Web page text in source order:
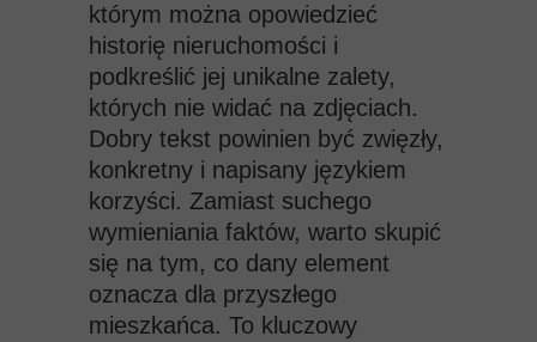
którym można opowiedzieć
historię nieruchomości i
podkreślić jej unikalne zalety,
których nie widać na zdjęciach.
Dobry tekst powinien być zwięzły,
konkretny i napisany językiem
korzyści. Zamiast suchego
wymieniania faktów, warto skupić
się na tym, co dany element
oznacza dla przyszłego
mieszkańca. To kluczowy